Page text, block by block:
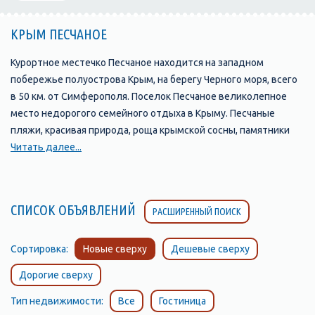
КРЫМ ПЕСЧАНОЕ
Курортное местечко Песчаное находится на западном
побережье полуострова Крым, на берегу Черного моря, всего
в 50 км. от Симферополя. Поселок Песчаное великолепное
место недорогого семейного отдыха в Крыму. Песчаные
пляжи, красивая природа, роща крымской сосны, памятники
археологии, интересный подводный мир привлекают на
детских оздоровительных лагерей, домов отдыха,
пансионатов, кемпингов, много предложений и в частном
пребывания в посёлке. Хорошо подготовленных пляжей из
песка и мелкой гальки, где находится всё необходимое –
начиная от кабинки для переодевания и лавочки, заканчивая
спортивными площадками и теневыми навесами. Отдых в
Читать далее...
СПИСОК ОБЪЯВЛЕНИЙ РАСШИРЕННЫЙ ПОИСК
Сортировка: Новые сверху Дешевые сверху
Дорогие сверху
Тип недвижимости: Все Гостиница